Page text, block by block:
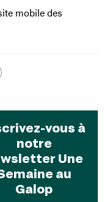
mobile des
vous à
notre
Une
au
Galop